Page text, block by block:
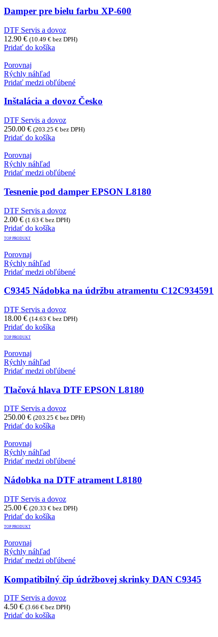
Damper pre bielu farbu XP-600
DTF Servis a dovoz
12.90 € (10.49 € bez DPH)
Pridať do košíka
Porovnaj
Rýchly náhľad
Pridať medzi obľúbené
Inštalácia a dovoz Česko
DTF Servis a dovoz
250.00 € (203.25 € bez DPH)
Pridať do košíka
Porovnaj
Rýchly náhľad
Pridať medzi obľúbené
Tesnenie pod damper EPSON L8180
DTF Servis a dovoz
2.00 € (1.63 € bez DPH)
Pridať do košíka
TOP PRODUKT
Porovnaj
Rýchly náhľad
Pridať medzi obľúbené
C9345 Nádobka na údržbu atramentu C12C934591
DTF Servis a dovoz
18.00 € (14.63 € bez DPH)
Pridať do košíka
TOP PRODUKT
Porovnaj
Rýchly náhľad
Pridať medzi obľúbené
Tlačová hlava DTF EPSON L8180
DTF Servis a dovoz
250.00 € (203.25 € bez DPH)
Pridať do košíka
Porovnaj
Rýchly náhľad
Pridať medzi obľúbené
Nádobka na DTF atrament L8180
DTF Servis a dovoz
25.00 € (20.33 € bez DPH)
Pridať do košíka
TOP PRODUKT
Porovnaj
Rýchly náhľad
Pridať medzi obľúbené
Kompatibilný čip údržbovej skrinky DAN C9345
DTF Servis a dovoz
4.50 € (3.66 € bez DPH)
Pridať do košíka